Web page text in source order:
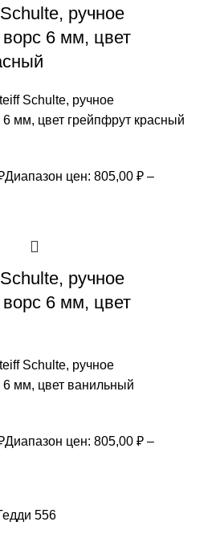
ручное
6 мм, цвет
Schulte, ручное
мм, цвет грейпфрут красный
Диапазон цен: 805,00 ₽ –
ручное
6 мм, цвет
Schulte, ручное
мм, цвет ванильный
Диапазон цен: 805,00 ₽ –
556